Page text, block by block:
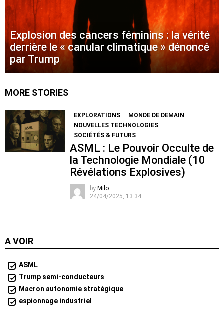
Explosion des cancers féminins : la vérité
derrière le « canular climatique » dénoncé
par Trump
MORE STORIES
EXPLORATIONS
MONDE DE DEMAIN
NOUVELLES TECHNOLOGIES
SOCIÉTÉS & FUTURS
ASML : Le Pouvoir Occulte de
la Technologie Mondiale (10
Révélations Explosives)
by Milo
24/04/2025, 13:34
A VOIR
ASML
Trump semi-conducteurs
Macron autonomie stratégique
espionnage industriel